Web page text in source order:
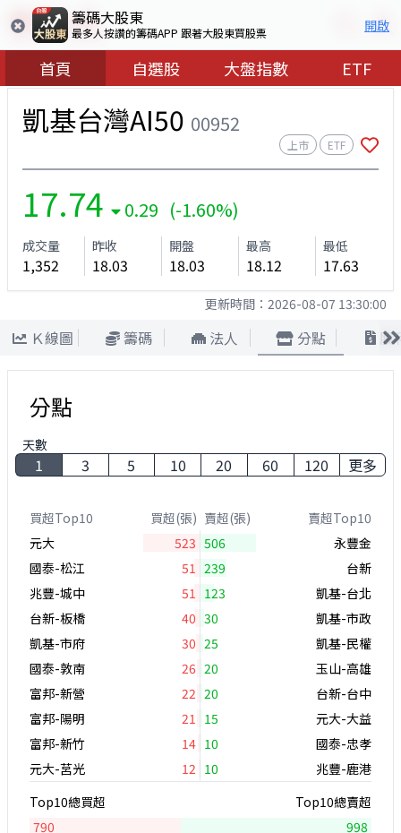
籌碼大股東
最多人按讚的籌碼APP 跟著大股東買股票 開啟
首頁 自選股 大盤指數 ETF
凱基台灣AI50 00952
上市 ETF
17.74 0.29 (-1.60%)
成交量
1,352
昨收
18.03
開盤
18.03
最高
18.12
最低
17.63
更新時間： 2026-08-07 13:30:00
Ｋ線圖 籌碼 法人 分點 股
分點
天數
1 3 5 10 20 60 120 更多
買超Top10 買超(張) 賣超(張)
賣超Top10
元大
523 506
永豐金
國泰-松江
51 239
台新
兆豐-城中
51 123
凱基-台北
台新-板橋
40 30
凱基-市政
凱基-市府
30 25
凱基-民權
國泰-敦南
26 20
玉山-高雄
富邦-新營
22 20
台新-台中
富邦-陽明
21 15
元大-大益
富邦-新竹
14 10
國泰-忠孝
元大-莒光
12 10
兆豐-鹿港
Top10總買超
Top10總賣超
790
998